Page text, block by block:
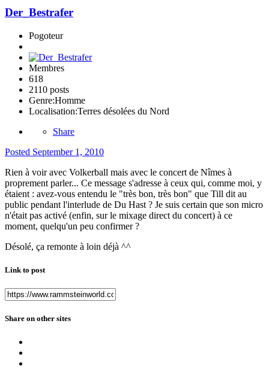
Der_Bestrafer
Pogoteur
Membres
618
2110 posts
Genre:Homme
Localisation:Terres désolées du Nord
Share
Posted September 1, 2010
Rien à voir avec Volkerball mais avec le concert de Nîmes à
proprement parler... Ce message s'adresse à ceux qui, comme moi, y
étaient : avez-vous entendu le "très bon, très bon" que Till dit au
public pendant l'interlude de Du Hast ? Je suis certain que son micro
n'était pas activé (enfin, sur le mixage direct du concert) à ce
moment, quelqu'un peu confirmer ?
Désolé, ça remonte à loin déjà ^^
Link to post
Share on other sites